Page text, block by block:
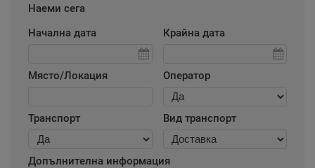
Наеми сега
Начална дата
Крайна дата
Място/Локация Оператор
Транспорт Вид транспорт
Допълнителна информация